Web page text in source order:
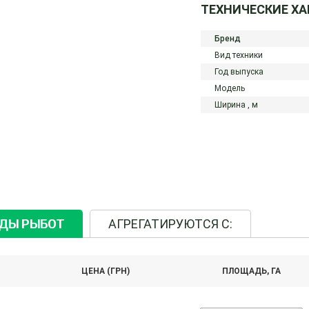
ТЕХНИЧЕСКИЕ
Бренд
Вид техники
Год выпуска
Модель
Ширина , м
РЫБОТ АГРЕГАТИРУЮТСЯ С:
ЦЕНА (ГРН) ПЛОЩАДЬ, ГА